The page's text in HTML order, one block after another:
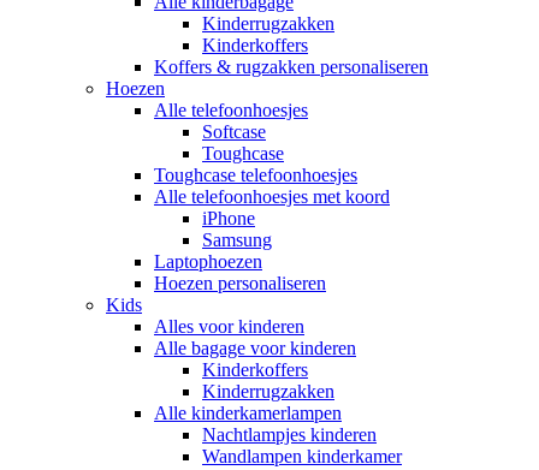
Kinderrugzakken
Kinderkoffers
Koffers & rugzakken personaliseren
Hoezen
Alle telefoonhoesjes
Softcase
Toughcase
Toughcase telefoonhoesjes
Alle telefoonhoesjes met koord
iPhone
Samsung
Laptophoezen
Hoezen personaliseren
Kids
Alles voor kinderen
Alle bagage voor kinderen
Kinderkoffers
Kinderrugzakken
Alle kinderkamerlampen
Nachtlampjes kinderen
Wandlampen kinderkamer